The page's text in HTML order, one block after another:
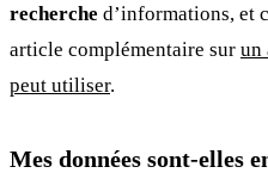
recherche d’informations, et
article complémentaire sur un
peut utiliser.
Mes données sont-elles